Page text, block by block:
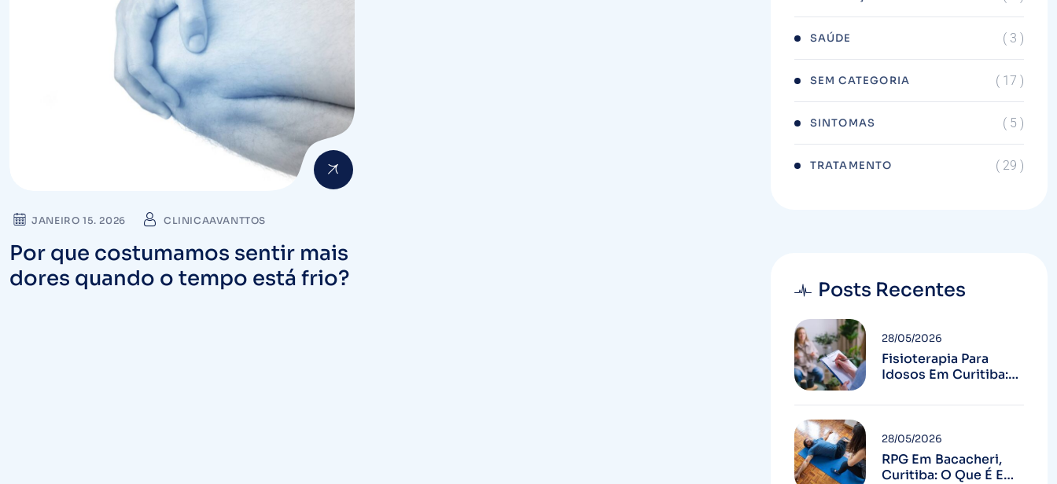
JANEIRO 15. 2026 CLINICAAVANTTOS
Por que costumamos sentir mais
dores quando o tempo está frio?
SAÚDE ( 3 )
SEM CATEGORIA ( 17 )
SINTOMAS ( 5 )
TRATAMENTO ( 29 )
Posts Recentes
Fisioterapia Para
Idosos Em Curitiba:
Menos Quedas
28/05/2026
RPG Em Bacacheri,
Curitiba: O Que É E
28/05/2026